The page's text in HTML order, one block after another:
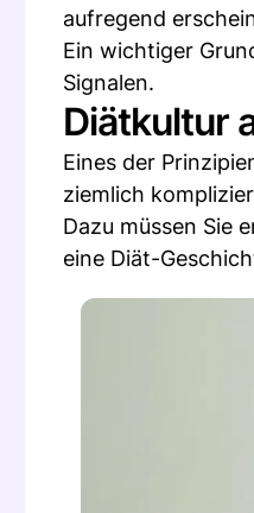
aufregend
Ein wichtiger
Signalen.
Diätkultur
Eines der
ziemlich
Dazu müssen Sie
eine Diät-